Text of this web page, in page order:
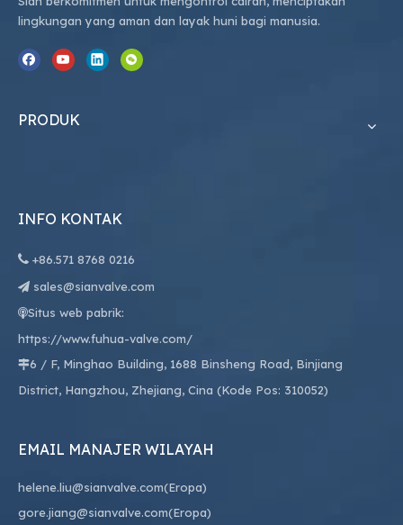
lingkungan yang aman dan layak huni bagi manusia.
PRODUK
INFO KONTAK
 +86.571 8768 0216
 sales@sianvalve.com
Situs web pabrik:
https://www.fuhua-valve.com/
6 / F, Minghao Building, 1688 Binsheng Road, Binjiang
District, Hangzhou, Zhejiang, Cina (Kode Pos: 310052)
EMAIL MANAJER WILAYAH
helene.liu@sianvalve.com(Eropa)
gore.jiang@sianvalve.com(Eropa)